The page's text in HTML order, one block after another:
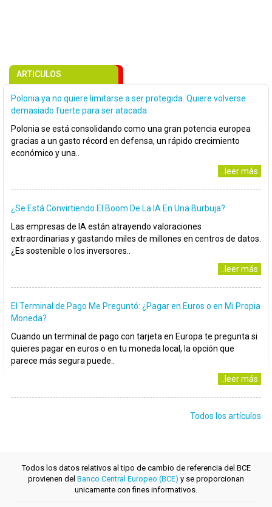
ARTICULOS
Polonia ya no quiere limitarse a ser protegida. Quiere volverse
demasiado fuerte para ser atacada
Polonia se está consolidando como una gran potencia europea
gracias a un gasto récord en defensa, un rápido crecimiento
económico y una..
..leer más
¿Se Está Convirtiendo El Boom De La IA En Una Burbuja?
Las empresas de IA están atrayendo valoraciones
extraordinarias y gastando miles de millones en centros de datos.
¿Es sostenible o los inversores..
..leer más
El Terminal de Pago Me Preguntó: ¿Pagar en Euros o en Mi Propia
Moneda?
Cuando un terminal de pago con tarjeta en Europa te pregunta si
quieres pagar en euros o en tu moneda local, la opción que
parece más segura puede..
..leer más
Todos los artículos
Todos los datos relativos al tipo de cambio de referencia del BCE
provienen del Banco Central Europeo (BCE) y se proporcionan
unicamente con fines informativos.